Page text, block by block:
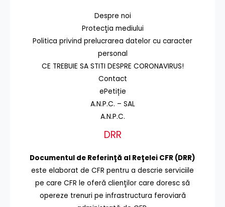
Despre noi
Protecţia mediului
Politica privind prelucrarea datelor cu caracter
personal
CE TREBUIE SA STITI DESPRE CORONAVIRUS!
Contact
ePetiție
A.N.P.C. – SAL
A.N.P.C.
DRR
Documentul de Referinţă al Reţelei CFR (DRR)
este elaborat de CFR pentru a descrie serviciile
pe care CFR le oferă clienţilor care doresc să
opereze trenuri pe infrastructura feroviară